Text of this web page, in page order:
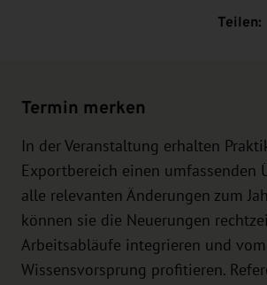
Teilen:
Termin merken
In der Veranstaltung erhalten
Exportbereich einen umfassenden
alle relevanten Änderungen zum
können sie die Neuerungen
Arbeitsabläufe integrieren und vom
Wissensvorsprung profitieren.